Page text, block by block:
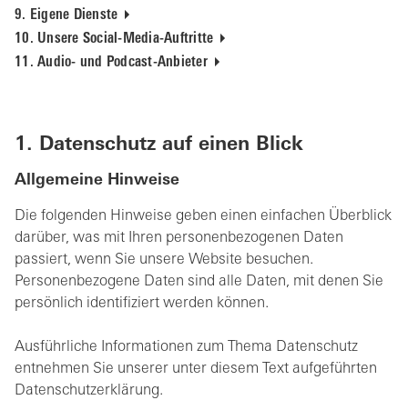
9. Eigene Dienste
10. Unsere Social-Media-Auftritte
11. Audio- und Podcast-Anbieter
1. Datenschutz auf einen Blick
Allgemeine Hinweise
Die folgenden Hinweise geben einen einfachen Überblick
darüber, was mit Ihren personenbezogenen Daten
passiert, wenn Sie unsere Website besuchen.
Personenbezogene Daten sind alle Daten, mit denen Sie
persönlich identifiziert werden können.
Ausführliche Informationen zum Thema Datenschutz
entnehmen Sie unserer unter diesem Text aufgeführten
Datenschutzerklärung.